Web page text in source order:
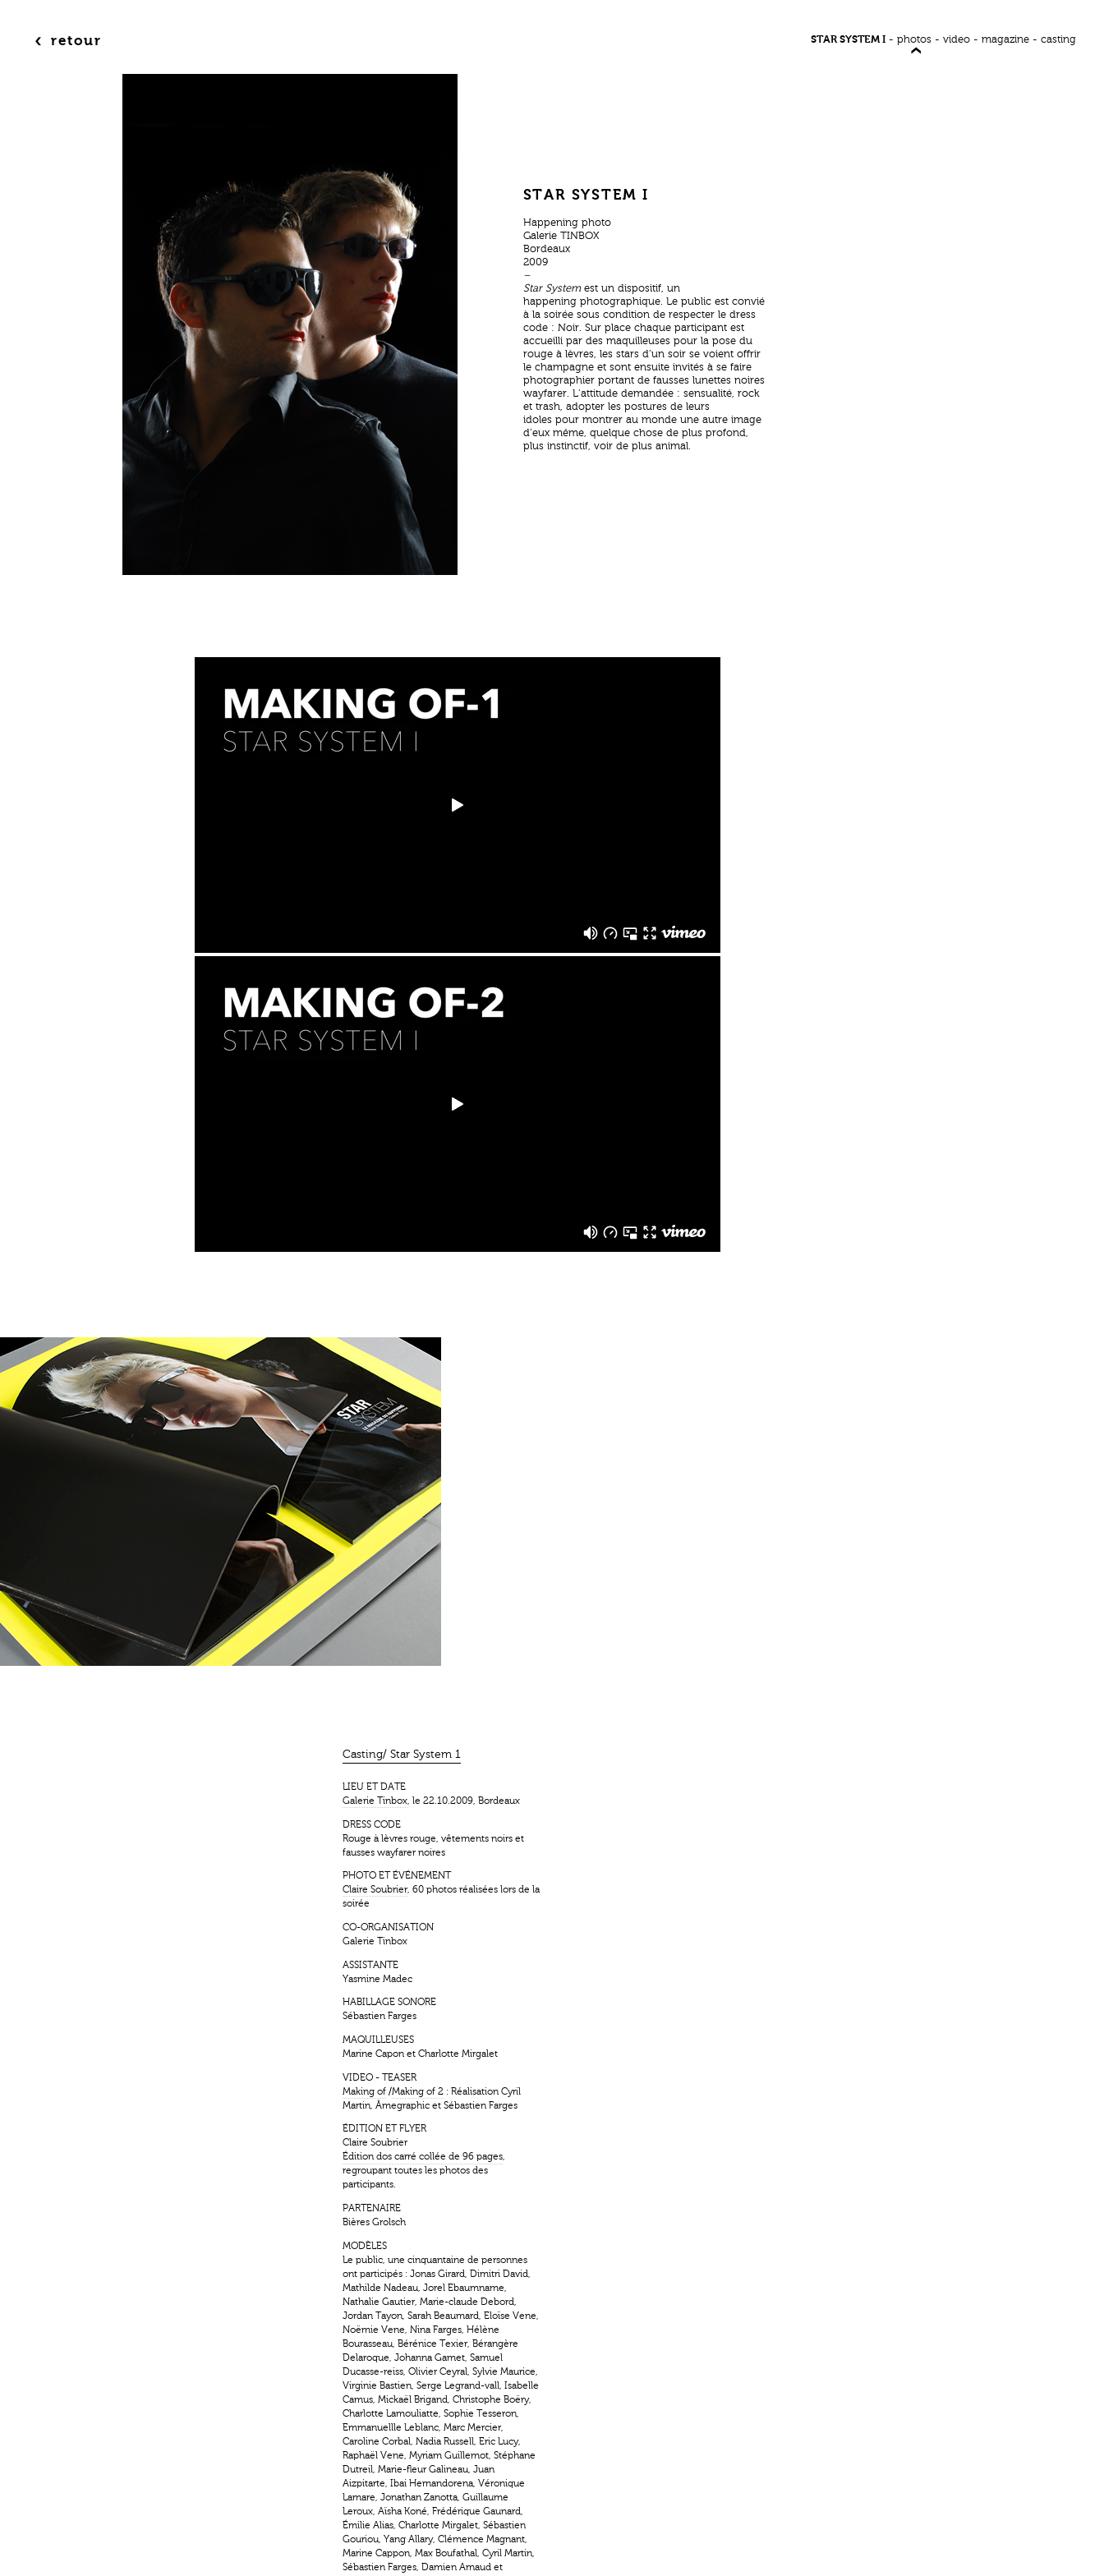
‹ retour STAR SYSTEM I -photos -video -magazine -casting
STAR SYSTEM I
Happening photo
Galerie TINBOX
Bordeaux
2009
–
Star Systemest un dispositif, un
happening photographique. Le public est convié
à la soirée sous condition de respecter le dress
code : Noir. Sur place chaque participant est
accueilli par des maquilleuses pour la pose du
rouge à lèvres, les stars d’un soir se voient offrir
le champagne et sont ensuite invités à se faire
photographier portant de fausses lunettes noires
wayfarer. L’attitude demandée : sensualité, rock
et trash, adopter les postures de leurs
idoles pour montrer au monde une autre image
d’eux même, quelque chose de plus profond,
plus instinctif, voir de plus animal.
Casting/ Star System 1
LIEU ET DATE
Galerie Tinbox, le 22.10.2009, Bordeaux
DRESS CODE
Rouge à lèvres rouge, vêtements noirs et
fausses wayfarer noires
PHOTO ET ÉVÉNEMENT
Claire Soubrier, 60 photos réalisées lors de la
soirée
CO-ORGANISATION
Galerie Tinbox
ASSISTANTE
Yasmine Madec
HABILLAGE SONORE
Sébastien Farges
MAQUILLEUSES
Marine Capon et Charlotte Mirgalet
VIDEO - TEASER
Making of/Making of 2: Réalisation Cyril
Martin, Âmegraphic et Sébastien Farges
ÉDITION ET FLYER
Claire Soubrier
Édition dos carré collée de 96 pages,
regroupant toutes les photos des
participants.
PARTENAIRE
Bières Grolsch
MODÈLES
Le public, une cinquantaine de personnes
ont participés : Jonas Girard, Dimitri David,
Mathilde Nadeau, Jorel Ebaumname,
Nathalie Gautier, Marie-claude Debord,
Jordan Tayon, Sarah Beaumard, Eloïse Vene,
Noëmie Vene, Nina Farges, Hélène
Bourasseau, Bérénice Texier, Bérangère
Delaroque, Johanna Gamet, Samuel
Ducasse-reiss, Olivier Ceyral, Sylvie Maurice,
Virginie Bastien, Serge Legrand-vall, Isabelle
Camus, Mickaël Brigand, Christophe Boëry,
Charlotte Lamouliatte, Sophie Tesseron,
Emmanuellle Leblanc, Marc Mercier,
Caroline Corbal, Nadia Russell, Eric Lucy,
Raphaël Vene, Myriam Guillemot, Stéphane
Dutreil, Marie-fleur Galineau, Juan
Aizpitarte, Ibai Hernandorena, Véronique
Lamare, Jonathan Zanotta, Guillaume
Leroux, Aïsha Koné, Frédérique Gaunard,
Émilie Alias, Charlotte Mirgalet, Sébastien
Gouriou, Yang Allary, Clémence Magnant,
Marine Cappon, Max Boufathal, Cyril Martin,
Sébastien Farges, Damien Arnaud et